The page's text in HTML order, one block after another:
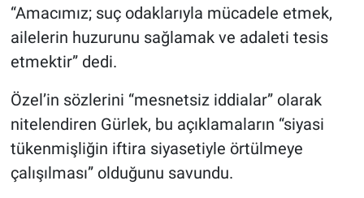
“Amacımız; suç odaklarıyla mücadele etmek,
ailelerin huzurunu sağlamak ve adaleti tesis
etmektir” dedi.
Özel’in sözlerini “mesnetsiz iddialar” olarak
nitelendiren Gürlek, bu açıklamaların “siyasi
tükenmişliğin iftira siyasetiyle örtülmeye
çalışılması” olduğunu savundu.